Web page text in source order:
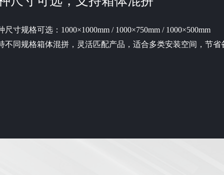
尺寸规格可选：1000×1000mm / 1000×750mm / 1000×500mm
不同规格箱体混拼，灵活匹配产品，适合多类安装空间，节省